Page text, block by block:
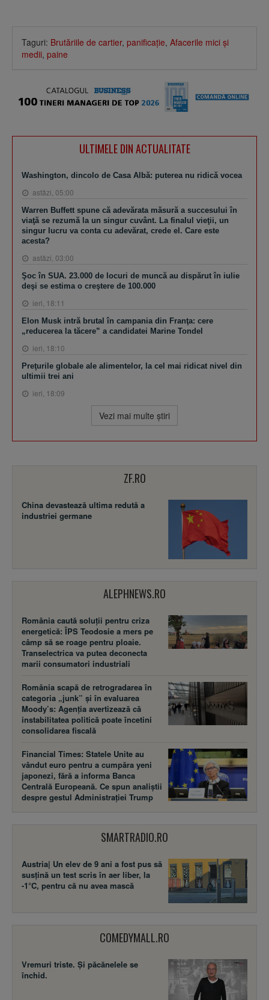
Taguri: Brutăriile de cartier, panificaţie, Afacerile mici şi
medii, paine
ULTIMELE DIN ACTUALITATE
Washington, dincolo de Casa Albă: puterea nu ridică vocea
astăzi, 05:00
Warren Buffett spune că adevărata măsură a succesului în
viaţă se rezumă la un singur cuvânt. La finalul vieţii, un
singur lucru va conta cu adevărat, crede el. Care este
acesta?
astăzi, 03:00
Şoc în SUA. 23.000 de locuri de muncă au dispărut în iulie
deşi se estima o creştere de 100.000
ieri, 18:11
Elon Musk intră brutal în campania din Franţa: cere
„reducerea la tăcere” a candidatei Marine Tondel
ieri, 18:10
Preţurile globale ale alimentelor, la cel mai ridicat nivel din
ultimii trei ani
ieri, 18:09
Vezi mai multe ştiri
ZF.RO
China devastează ultima redută a
industriei germane
ALEPHNEWS.RO
România caută soluții pentru criza
energetică: ÎPS Teodosie a mers pe
câmp să se roage pentru ploaie.
Transelectrica va putea deconecta
marii consumatori industriali
România scapă de retrogradarea în
categoria „junk” și în evaluarea
Moody’s: Agenția avertizează că
instabilitatea politică poate încetini
consolidarea fiscală
Financial Times: Statele Unite au
vândut euro pentru a cumpăra yeni
japonezi, fără a informa Banca
Centrală Europeană. Ce spun analiștii
despre gestul Administrației Trump
SMARTRADIO.RO
Austria| Un elev de 9 ani a fost pus să
susţină un test scris în aer liber, la
-1°C, pentru că nu avea mască
COMEDYMALL.RO
Vremuri triste. Şi păcănelele se
închid.